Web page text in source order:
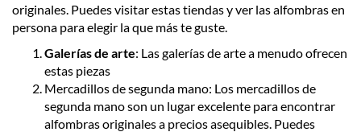
originales. Puedes visitar estas tiendas y ver las alfombras en
persona para elegir la que más te guste.
Galerías de arte: Las galerías de arte a menudo ofrecen
estas piezas
Mercadillos de segunda mano: Los mercadillos de
segunda mano son un lugar excelente para encontrar
alfombras originales a precios asequibles. Puedes